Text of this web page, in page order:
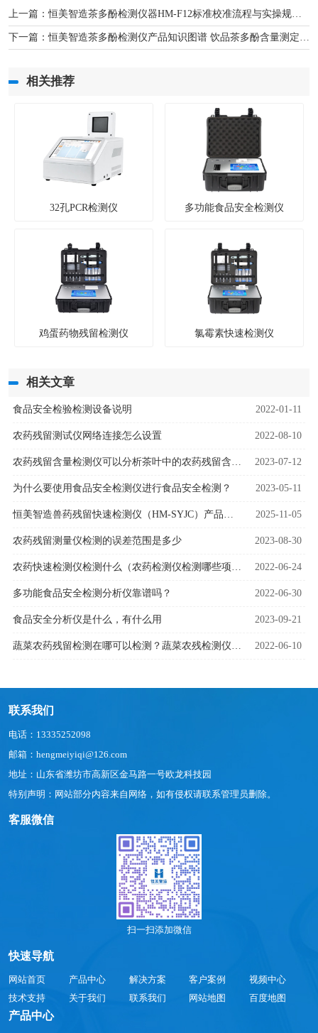
上一篇：恒美智造茶多酚检测仪器HM-F12标准校准流程与实操规范详解
下一篇：恒美智造茶多酚检测仪产品知识图谱 饮品茶多酚含量测定仪全貌解析
相关推荐
32孔PCR检测仪 多功能食品安全检测仪
鸡蛋药物残留检测仪 氯霉素快速检测仪
相关文章
食品安全检验检测设备说明 2022-01-11
农药残留测试仪网络连接怎么设置 2022-08-10
农药残留含量检测仪可以分析茶叶中的农药残留含量吗 2023-07-12
为什么要使用食品安全检测仪进行食品安全检测？ 2023-05-11
恒美智造兽药残留快速检测仪（HM-SYJC）产品知识图谱白皮书 2025-11-05
农药残留测量仪检测的误差范围是多少 2023-08-30
农药快速检测仪检测什么（农药检测仪检测哪些项目） 2022-06-24
多功能食品安全检测分析仪靠谱吗？ 2022-06-30
食品安全分析仪是什么，有什么用 2023-09-21
蔬菜农药残留检测在哪可以检测？蔬菜农残检测仪快速检测 2022-06-10
联系我们
电话：13335252098
邮箱：hengmeiyiqi@126.com
地址：山东省潍坊市高新区金马路一号欧龙科技园
特别声明：网站部分内容来自网络，如有侵权请联系管理员删除。
客服微信
扫一扫添加微信
快速导航
网站首页 产品中心 解决方案 客户案例
视频中心
技术支持
关于我们 联系我们 网站地图 百度地图
产品中心